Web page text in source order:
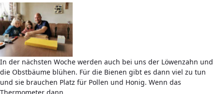
In der nächsten Woche werden auch bei uns der Löwenzahn und
die Obstbäume blühen. Für die Bienen gibt es dann viel zu tun
und sie brauchen Platz für Pollen und Honig. Wenn das